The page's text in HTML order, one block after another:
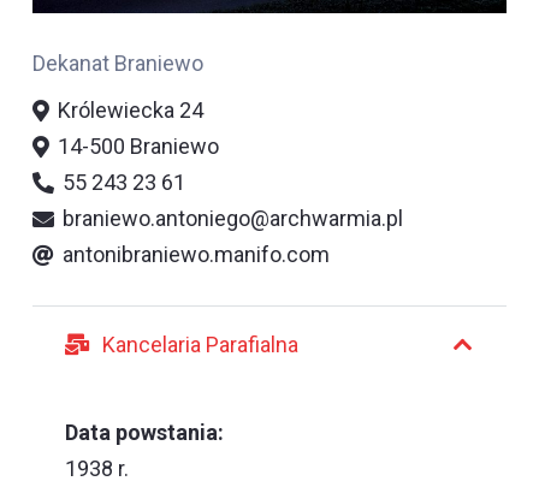
Dekanat Braniewo
Królewiecka 24
14-500 Braniewo
55 243 23 61
braniewo.antoniego@archwarmia.pl
antonibraniewo.manifo.com
Kancelaria Parafialna
Data powstania:
1938 r.